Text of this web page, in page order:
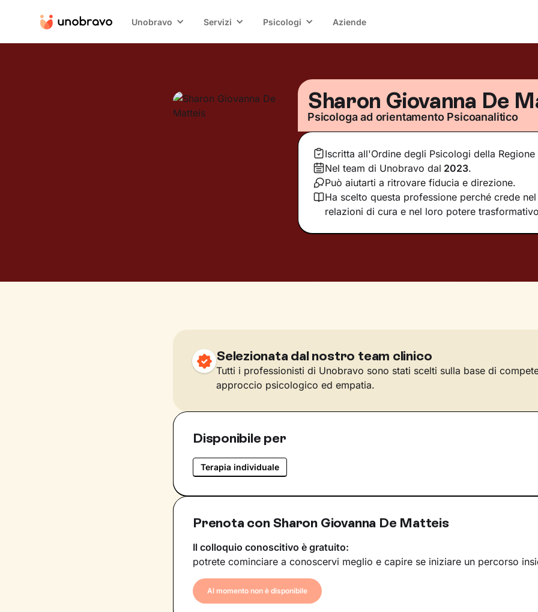
Unobravo Servizi Psicologi Aziende
Sharon Giovanna De
Psicologa ad orientamento Psicoanalitico
Iscritta all'Ordine degli Psicologi della Regione
Nel team di Unobravo dal 2023.
Può aiutarti a ritrovare fiducia e direzione.
Ha scelto questa professione perché crede
relazioni di cura e nel loro potere
Selezionata dal nostro team clinico
Tutti i professionisti di Unobravo sono stati scelti sulla base di
approccio psicologico ed empatia.
Disponibile per
Terapia individuale
Prenota con Sharon Giovanna De Matteis
Il colloquio conoscitivo è gratuito:
potrete cominciare a conoscervi meglio e capire se iniziare un percorso
Al momento non è disponibile